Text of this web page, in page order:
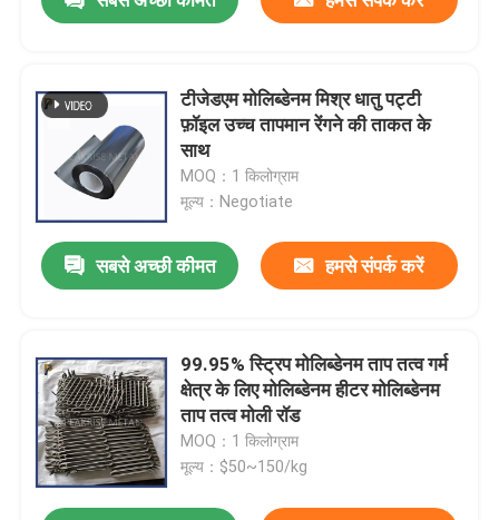
टीजेडएम मोलिब्डेनम मिश्र धातु पट्टी
फ़ॉइल उच्च तापमान रेंगने की ताकत के
साथ
MOQ：1 किलोग्राम
मूल्य：Negotiate
सबसे अच्छी कीमत हमसे संपर्क करें
99.95% स्ट्रिप मोलिब्डेनम ताप तत्व गर्म
क्षेत्र के लिए मोलिब्डेनम हीटर मोलिब्डेनम
ताप तत्व मोली रॉड
MOQ：1 किलोग्राम
मूल्य：$50~150/kg